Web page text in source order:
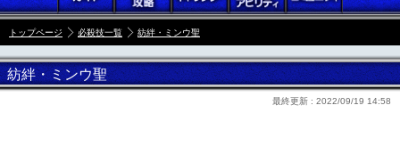
トップページ 必殺技一覧 紡絆・ミンウ聖
紡絆・ミンウ聖
最終更新 : 2022/09/19 14:58